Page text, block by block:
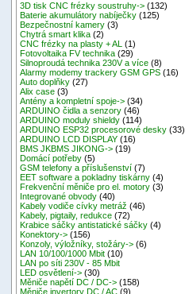
3D tisk CNC frézky soustruhy-> (132)
Baterie akumulátory nabíječky (125)
Bezpečnostní kamery (3)
Chytrá smart klika (2)
CNC frézky na plasty + AL
(1)
Fotovoltaika FV technika (29)
Silnoproudá technika 230V a více (8)
Alarmy modemy trackery GSM GPS (16)
Auto doplňky (27)
Alix case (3)
Antény a kompletní spoje-> (34)
ARDUINO čidla a senzory (46)
ARDUINO moduly shieldy (114)
ARDUINO ESP32 procesorové desky (33)
ARDUINO LCD DISPLAY (16)
BMS JKBMS JIKONG-> (19)
Domácí potřeby (5)
GSM telefony a příslušenství (7)
EET software a pokladny tiskárny (4)
Frekvenční měniče pro el. motory (3)
Integrované obvody (40)
Kabely vodiče cívky metráž (46)
Kabely, pigtaily, redukce (72)
Krabice sáčky antistatické sáčky (4)
Konektory-> (156)
Konzoly, výložníky, stožáry-> (6)
LAN 10/100/1000 Mbit (10)
LAN po síti 230V - 85 Mbit
LED osvětlení-> (30)
Měniče napětí DC / DC-> (158)
Měniče invertory DC / AC (9)